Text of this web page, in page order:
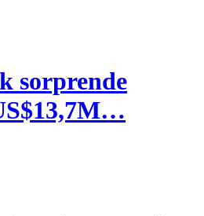
sorprende